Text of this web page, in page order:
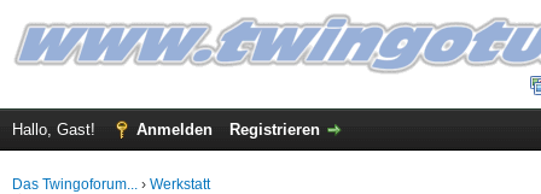
Hallo, Gast! Anmelden Registrieren
Das Twingoforum... › Werkstatt